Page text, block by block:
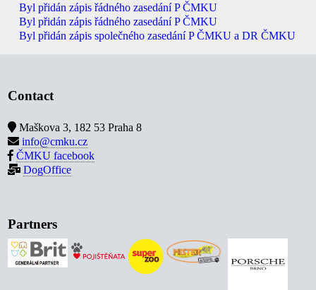
Byl přidán zápis řádného zasedání P ČMKU
Byl přidán zápis řádného zasedání P ČMKU
Byl přidán zápis společného zasedání P ČMKU a DR ČMKU
Contact
Maškova 3, 182 53 Praha 8
info@cmku.cz
ČMKU facebook
DogOffice
Partners